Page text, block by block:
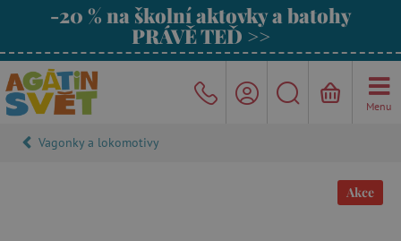
-20 % na školní aktovky a batohy
PRÁVĚ TEĎ >>
Menu
Vagonky a lokomotivy
Akce